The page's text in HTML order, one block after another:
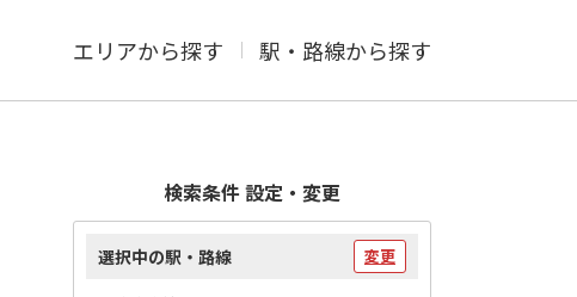
エリアから探す 駅・路線から探す
検索条件 設定・変更
選択中の駅・路線 変更